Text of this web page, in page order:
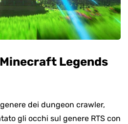
Legends
dei dungeon crawler,
gli occhi sul genere RTS con